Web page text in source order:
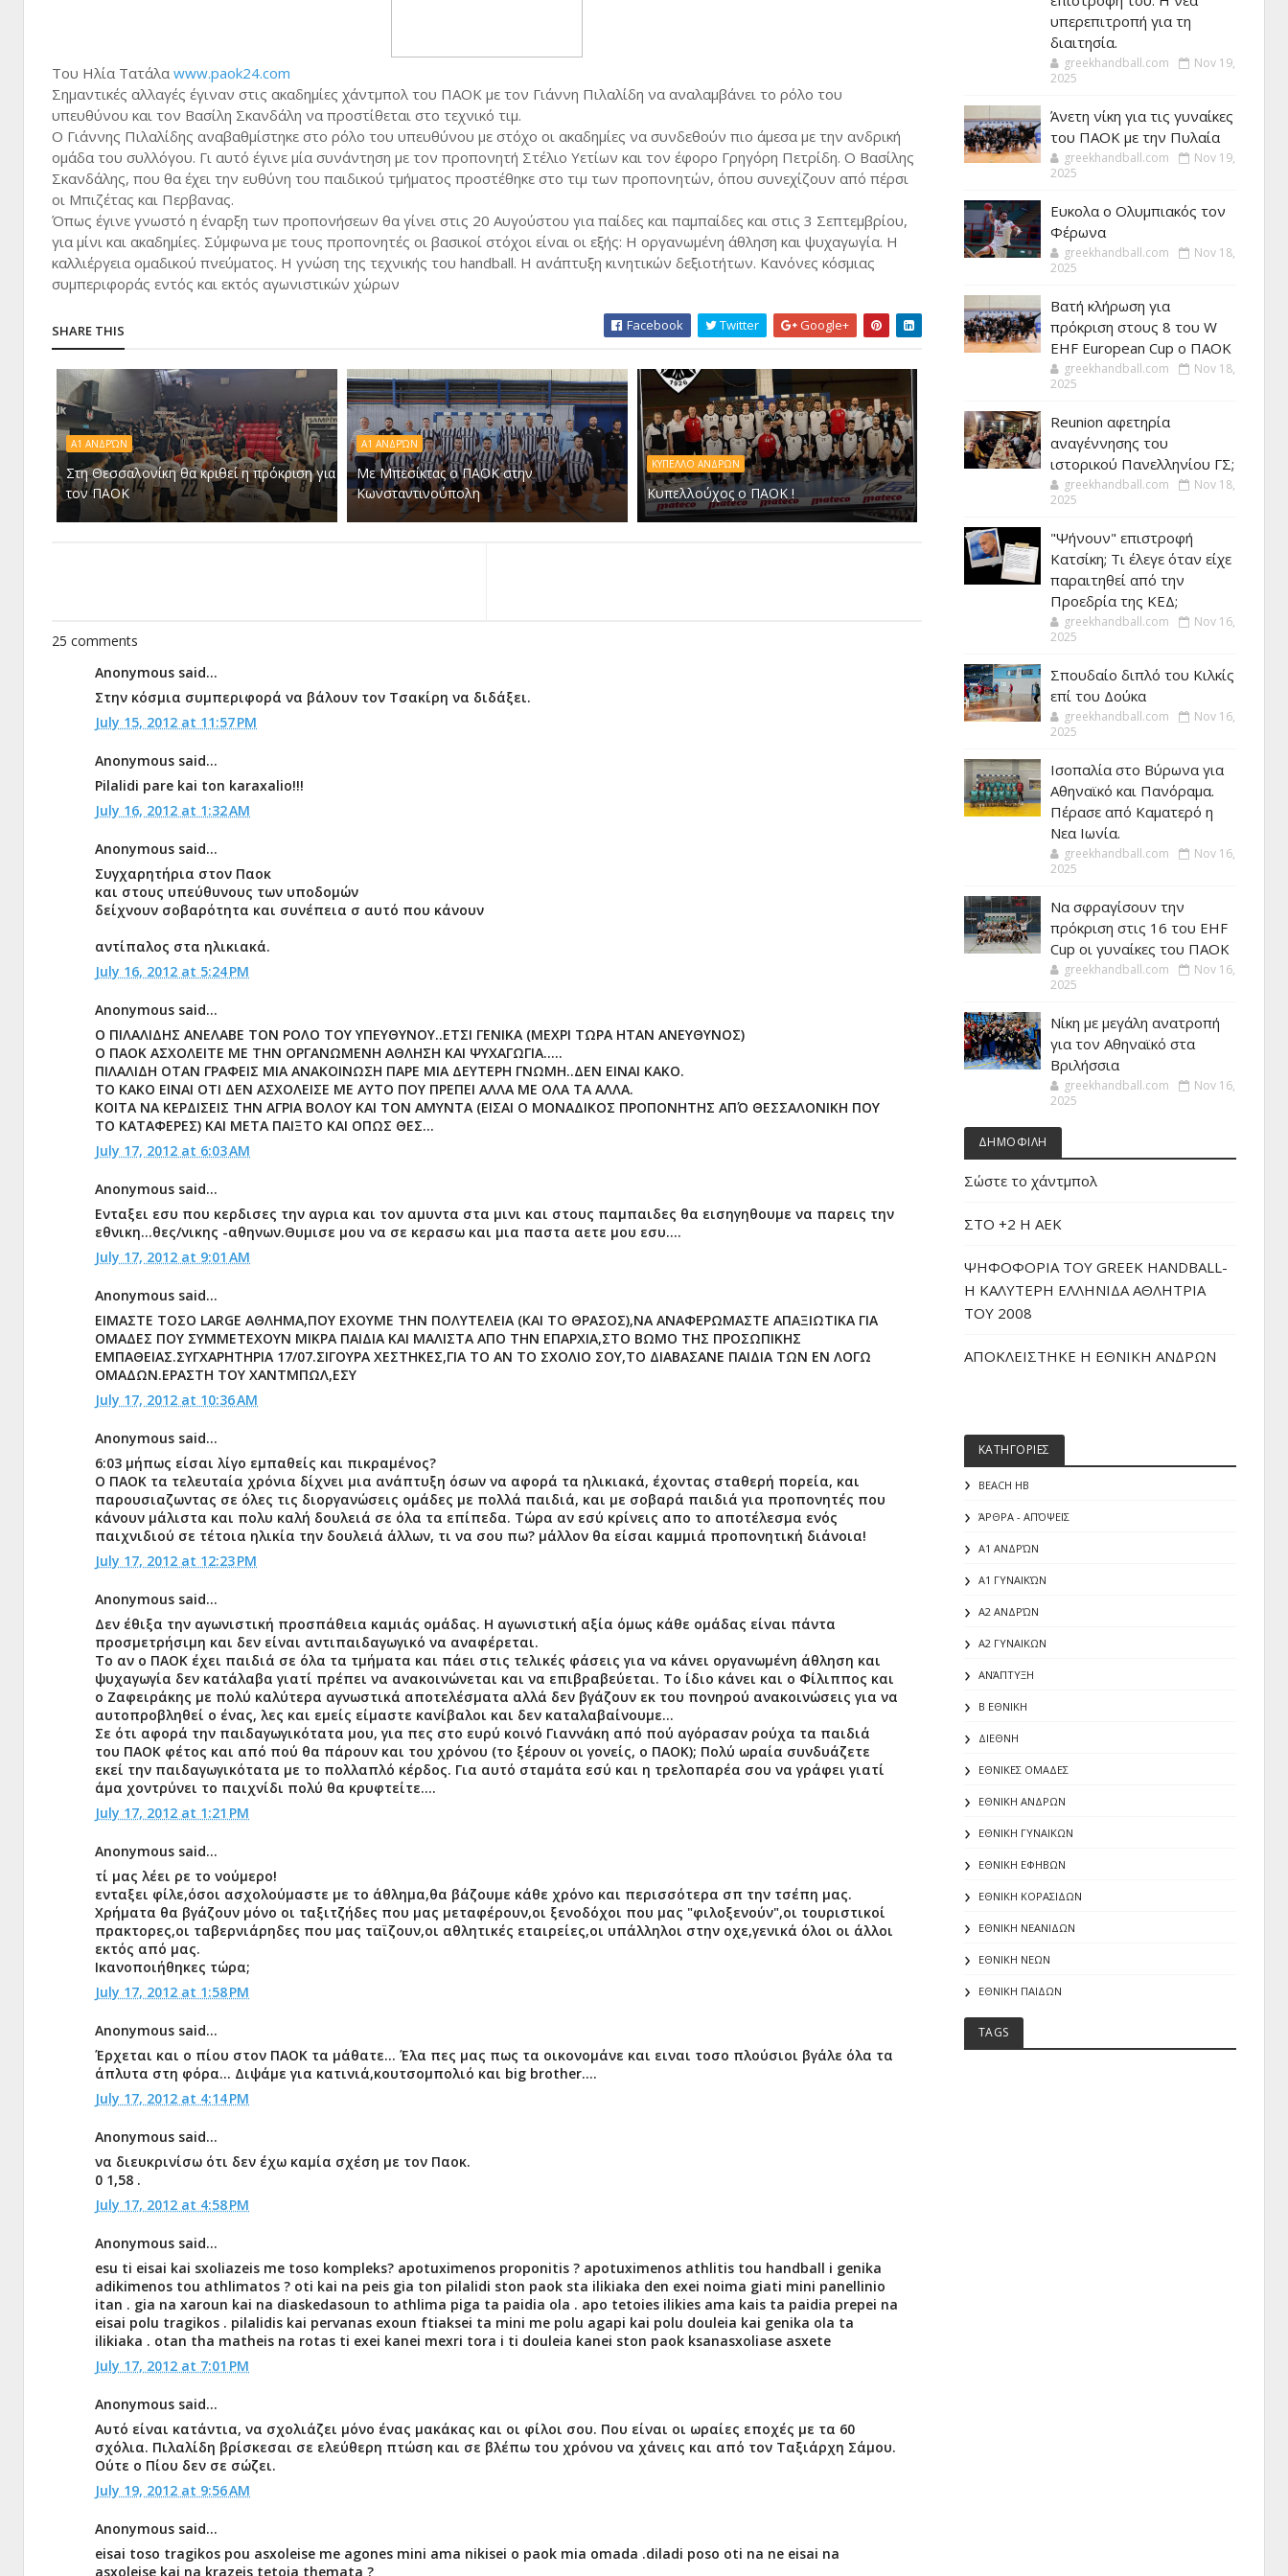
Του Ηλία Τατάλα www.paok24.com
Σημαντικές αλλαγές έγιναν στις ακαδημίες χάντμπολ του ΠΑΟΚ με τον Γιάννη Πιλαλίδη να αναλαμβάνει το ρόλο του
υπευθύνου και τον Βασίλη Σκανδάλη να προστίθεται στο τεχνικό τιμ.
Ο Γιάννης Πιλαλίδης αναβαθμίστηκε στο ρόλο του υπευθύνου με στόχο οι ακαδημίες να συνδεθούν πιο άμεσα με την ανδρική
ομάδα του συλλόγου. Γι αυτό έγινε μία συνάντηση με τον προπονητή Στέλιο Υετίων και τον έφορο Γρηγόρη Πετρίδη. Ο Βασίλης
Σκανδάλης, που θα έχει την ευθύνη του παιδικού τμήματος προστέθηκε στο τιμ των προπονητών, όπου συνεχίζουν από πέρσι
οι Μπιζέτας και Περβανας.
Όπως έγινε γνωστό η έναρξη των προπονήσεων θα γίνει στις 20 Αυγούστου για παίδες και παμπαίδες και στις 3 Σεπτεμβρίου,
για μίνι και ακαδημίες. Σύμφωνα με τους προπονητές οι βασικοί στόχοι είναι οι εξής: Η οργανωμένη άθληση και ψυχαγωγία. Η
καλλιέργεια ομαδικού πνεύματος. Η γνώση της τεχνικής του handball. Η ανάπτυξη κινητικών δεξιοτήτων. Κανόνες κόσμιας
συμπεριφοράς εντός και εκτός αγωνιστικών χώρων
SHARE THIS Facebook Twitter Google+
Α1 ΑΝΔΡΏΝ
Στη Θεσσαλονίκη θα κριθεί η πρόκριση για
τον ΠΑΟΚ
A1 ΑΝΔΡΏΝ
Με Μπεσίκτας ο ΠΑΟΚ στην
Κωνσταντινούπολη
ΚΥΠΕΛΛΟ ΑΝΔΡΩΝ
Κυπελλούχος ο ΠΑΟΚ !
25 comments
Anonymous said...
Στην κόσμια συμπεριφορά να βάλουν τον Τσακίρη να διδάξει.
July 15, 2012 at 11:57 PM
Anonymous said...
Pilalidi pare kai ton karaxalio!!!
July 16, 2012 at 1:32 AM
Anonymous said...
Συγχαρητήρια στον Παοκ
και στους υπεύθυνους των υποδομών
δείχνουν σοβαρότητα και συνέπεια σ αυτό που κάνουν
αντίπαλος στα ηλικιακά.
July 16, 2012 at 5:24 PM
Anonymous said...
O ΠΙΛΑΛΙΔΗΣ ΑΝΕΛΑΒΕ ΤΟΝ ΡΟΛΟ ΤΟΥ ΥΠΕΥΘΥΝΟΥ..ΕΤΣΙ ΓΕΝΙΚΑ (ΜΕΧΡΙ ΤΩΡΑ ΗΤΑΝ ΑΝΕΥΘΥΝΟΣ)
Ο ΠΑΟΚ ΑΣΧΟΛΕΙΤΕ ΜΕ ΤΗΝ ΟΡΓΑΝΩΜΕΝΗ ΑΘΛΗΣΗ ΚΑΙ ΨΥΧΑΓΩΓΙΑ.....
ΠΙΛΑΛΙΔΗ ΟΤΑΝ ΓΡΑΦΕΙΣ ΜΙΑ ΑΝΑΚΟΙΝΩΣΗ ΠΑΡΕ ΜΙΑ ΔΕΥΤΕΡΗ ΓΝΩΜΗ..ΔΕΝ ΕΙΝΑΙ ΚΑΚΟ.
ΤΟ ΚΑΚΟ ΕΙΝΑΙ ΟΤΙ ΔΕΝ ΑΣΧΟΛΕΙΣΕ ΜΕ ΑΥΤΟ ΠΟΥ ΠΡΕΠΕΙ ΑΛΛΑ ΜΕ ΟΛΑ ΤΑ ΑΛΛΑ.
ΚΟΙΤΑ ΝΑ ΚΕΡΔΙΣΕΙΣ ΤΗΝ ΑΓΡΙΑ ΒΟΛΟΥ ΚΑΙ ΤΟΝ ΑΜΥΝΤΑ (ΕΙΣΑΙ Ο ΜΟΝΑΔΙΚΟΣ ΠΡΟΠΟΝΗΤΗΣ ΑΠΌ ΘΕΣΣΑΛΟΝΙΚΗ ΠΟΥ
ΤΟ ΚΑΤΑΦΕΡΕΣ) ΚΑΙ ΜΕΤΑ ΠΑΙΞΤΟ ΚΑΙ ΟΠΩΣ ΘΕΣ...
July 17, 2012 at 6:03 AM
Anonymous said...
Ενταξει εσυ που κερδισες την αγρια και τον αμυντα στα μινι και στους παμπαιδες θα εισηγηθουμε να παρεις την
εθνικη...θες/νικης -αθηνων.Θυμισε μου να σε κερασω και μια παστα αετε μου εσυ....
July 17, 2012 at 9:01 AM
Anonymous said...
ΕΙΜΑΣΤΕ ΤΟΣΟ LARGE ΑΘΛΗΜΑ,ΠΟΥ ΕΧΟΥΜΕ ΤΗΝ ΠΟΛΥΤΕΛΕΙΑ (ΚΑΙ ΤΟ ΘΡΑΣΟΣ),ΝΑ ΑΝΑΦΕΡΩΜΑΣΤΕ ΑΠΑΞΙΩΤΙΚΑ ΓΙΑ
ΟΜΑΔΕΣ ΠΟΥ ΣΥΜΜΕΤΕΧΟΥΝ ΜΙΚΡΑ ΠΑΙΔΙΑ ΚΑΙ ΜΑΛΙΣΤΑ ΑΠΟ ΤΗΝ ΕΠΑΡΧΙΑ,ΣΤΟ ΒΩΜΟ ΤΗΣ ΠΡΟΣΩΠΙΚΗΣ
ΕΜΠΑΘΕΙΑΣ.ΣΥΓΧΑΡΗΤΗΡΙΑ 17/07.ΣΙΓΟΥΡΑ ΧΕΣΤΗΚΕΣ,ΓΙΑ ΤΟ ΑΝ ΤΟ ΣΧΟΛΙΟ ΣΟΥ,ΤΟ ΔΙΑΒΑΣΑΝΕ ΠΑΙΔΙΑ ΤΩΝ ΕΝ ΛΟΓΩ
ΟΜΑΔΩΝ.ΕΡΑΣΤΗ ΤΟΥ ΧΑΝΤΜΠΩΛ,ΕΣΥ
July 17, 2012 at 10:36 AM
Anonymous said...
6:03 μήπως είσαι λίγο εμπαθείς και πικραμένος?
Ο ΠΑΟΚ τα τελευταία χρόνια δίχνει μια ανάπτυξη όσων να αφορά τα ηλικιακά, έχοντας σταθερή πορεία, και
παρουσιαζωντας σε όλες τις διοργανώσεις ομάδες με πολλά παιδιά, και με σοβαρά παιδιά για προπονητές που
κάνουν μάλιστα και πολυ καλή δουλειά σε όλα τα επίπεδα. Τώρα αν εσύ κρίνεις απο το αποτέλεσμα ενός
παιχνιδιού σε τέτοια ηλικία την δουλειά άλλων, τι να σου πω? μάλλον θα είσαι καμμιά προπονητική διάνοια!
July 17, 2012 at 12:23 PM
Anonymous said...
Δεν έθιξα την αγωνιστική προσπάθεια καμιάς ομάδας. Η αγωνιστική αξία όμως κάθε ομάδας είναι πάντα
προσμετρήσιμη και δεν είναι αντιπαιδαγωγικό να αναφέρεται.
Το αν ο ΠΑΟΚ έχει παιδιά σε όλα τα τμήματα και πάει στις τελικές φάσεις για να κάνει οργανωμένη άθληση και
ψυχαγωγία δεν κατάλαβα γιατί πρέπει να ανακοινώνεται και να επιβραβεύεται. Το ίδιο κάνει και ο Φίλιππος και
ο Ζαφειράκης με πολύ καλύτερα αγνωστικά αποτελέσματα αλλά δεν βγάζουν εκ του πονηρού ανακοινώσεις για να
αυτοπροβληθεί ο ένας, λες και εμείς είμαστε κανίβαλοι και δεν καταλαβαίνουμε…
Σε ότι αφορά την παιδαγωγικότατα μου, για πες στο ευρύ κοινό Γιαννάκη από πού αγόρασαν ρούχα τα παιδιά
του ΠΑΟΚ φέτος και από πού θα πάρουν και του χρόνου (το ξέρουν οι γονείς, ο ΠΑΟΚ); Πολύ ωραία συνδυάζετε
εκεί την παιδαγωγικότατα με το πολλαπλό κέρδος. Για αυτό σταμάτα εσύ και η τρελοπαρέα σου να γράφει γιατί
άμα χοντρύνει το παιχνίδι πολύ θα κρυφτείτε….
July 17, 2012 at 1:21 PM
Anonymous said...
τί μας λέει ρε το νούμερο!
ενταξει φίλε,όσοι ασχολούμαστε με το άθλημα,θα βάζουμε κάθε χρόνο και περισσότερα σπ την τσέπη μας.
Χρήματα θα βγάζουν μόνο οι ταξιτζήδες που μας μεταφέρουν,οι ξενοδόχοι που μας "φιλοξενούν",οι τουριστικοί
πρακτορες,οι ταβερνιάρηδες που μας ταϊζουν,οι αθλητικές εταιρείες,οι υπάλληλοι στην οχε,γενικά όλοι οι άλλοι
εκτός από μας.
Ικανοποιήθηκες τώρα;
July 17, 2012 at 1:58 PM
Anonymous said...
Έρχεται και ο πίου στον ΠΑΟΚ τα μάθατε... Έλα πες μας πως τα οικονομάνε και ειναι τοσο πλούσιοι βγάλε όλα τα
άπλυτα στη φόρα... Διψάμε για κατινιά,κουτσομπολιό και big brother....
July 17, 2012 at 4:14 PM
Anonymous said...
να διευκρινίσω ότι δεν έχω καμία σχέση με τον Παοκ.
0 1,58 .
July 17, 2012 at 4:58 PM
Anonymous said...
esu ti eisai kai sxoliazeis me toso kompleks? apotuximenos proponitis ? apotuximenos athlitis tou handball i genika
adikimenos tou athlimatos ? oti kai na peis gia ton pilalidi ston paok sta ilikiaka den exei noima giati mini panellinio
itan . gia na xaroun kai na diaskedasoun to athlima piga ta paidia ola . apo tetoies ilikies ama kais ta paidia prepei na
eisai polu tragikos . pilalidis kai pervanas exoun ftiaksei ta mini me polu agapi kai polu douleia kai genika ola ta
ilikiaka . otan tha matheis na rotas ti exei kanei mexri tora i ti douleia kanei ston paok ksanasxoliase asxete
July 17, 2012 at 7:01 PM
Anonymous said...
Αυτό είναι κατάντια, να σχολιάζει μόνο ένας μακάκας και οι φίλοι σου. Που είναι οι ωραίες εποχές με τα 60
σχόλια. Πιλαλίδη βρίσκεσαι σε ελεύθερη πτώση και σε βλέπω του χρόνου να χάνεις και από τον Ταξιάρχη Σάμου.
Ούτε ο Πίου δεν σε σώζει.
July 19, 2012 at 9:56 AM
Anonymous said...
eisai toso tragikos pou asxoleise me agones mini ama nikisei o paok mia omada .diladi poso oti na ne eisai na
asxoleise kai na krazeis tetoia themata ?
υπερεπιτροπή για τη
διαιτησία.
greekhandball.com
Nov 19,
2025
Άνετη νίκη για τις γυναίκες
του ΠΑΟΚ με την Πυλαία
greekhandball.com
Nov 19,
2025
Ευκολα ο Ολυμπιακός τον
Φέρωνα
greekhandball.com
Nov 18,
2025
Βατή κλήρωση για
πρόκριση στους 8 του W
EHF European Cup ο ΠΑΟΚ
greekhandball.com
Nov 18,
2025
Reunion αφετηρία
αναγέννησης του
ιστορικού Πανελληνίου ΓΣ;
greekhandball.com
Nov 18,
2025
"Ψήνουν" επιστροφή
Κατσίκη; Τι έλεγε όταν είχε
παραιτηθεί από την
Προεδρία της ΚΕΔ;
greekhandball.com
Nov 16,
2025
Σπουδαίο διπλό του Κιλκίς
επί του Δούκα
greekhandball.com
Nov 16,
2025
Ισοπαλία στο Βύρωνα για
Αθηναϊκό και Πανόραμα.
Πέρασε από Καματερό η
Νεα Ιωνία.
greekhandball.com
Nov 16,
2025
Να σφραγίσουν την
πρόκριση στις 16 του EHF
Cup οι γυναίκες του ΠΑΟΚ
greekhandball.com
Nov 16,
2025
Νίκη με μεγάλη ανατροπή
για τον Αθηναϊκό στα
Βριλήσσια
greekhandball.com
Nov 16,
2025
ΔΗΜΟΦΙΛΗ
Σώστε το χάντμπολ
ΣΤΟ +2 Η ΑΕΚ
ΨΗΦΟΦΟΡΙΑ ΤΟΥ GREEK HANDBALL-
H ΚΑΛΥΤΕΡΗ ΕΛΛΗΝΙΔΑ ΑΘΛΗΤΡΙΑ
ΤΟΥ 2008
ΑΠΟΚΛΕΙΣΤΗΚΕ Η ΕΘΝΙΚΗ ΑΝΔΡΩΝ
ΚΑΤΗΓΟΡΙΕΣ
BEACH HB
ΆΡΘΡΑ - ΑΠΌΨΕΙΣ
Α1 ΑΝΔΡΏΝ
Α1 ΓΥΝΑΙΚΏΝ
Α2 ΑΝΔΡΏΝ
Α2 ΓΥΝΑΙΚΩΝ
ΑΝΆΠΤΥΞΗ
Β ΕΘΝΙΚΗ
ΔΙΕΘΝΗ
ΕΘΝΙΚΕΣ ΟΜΑΔΕΣ
ΕΘΝΙΚΗ ΑΝΔΡΩΝ
ΕΘΝΙΚΗ ΓΥΝΑΙΚΩΝ
ΕΘΝΙΚΗ ΕΦΗΒΩΝ
ΕΘΝΙΚΗ ΚΟΡΑΣΙΔΩΝ
ΕΘΝΙΚΗ ΝΕΑΝΙΔΩΝ
ΕΘΝΙΚΗ ΝΕΩΝ
ΕΘΝΙΚΗ ΠΑΙΔΩΝ
TAGS